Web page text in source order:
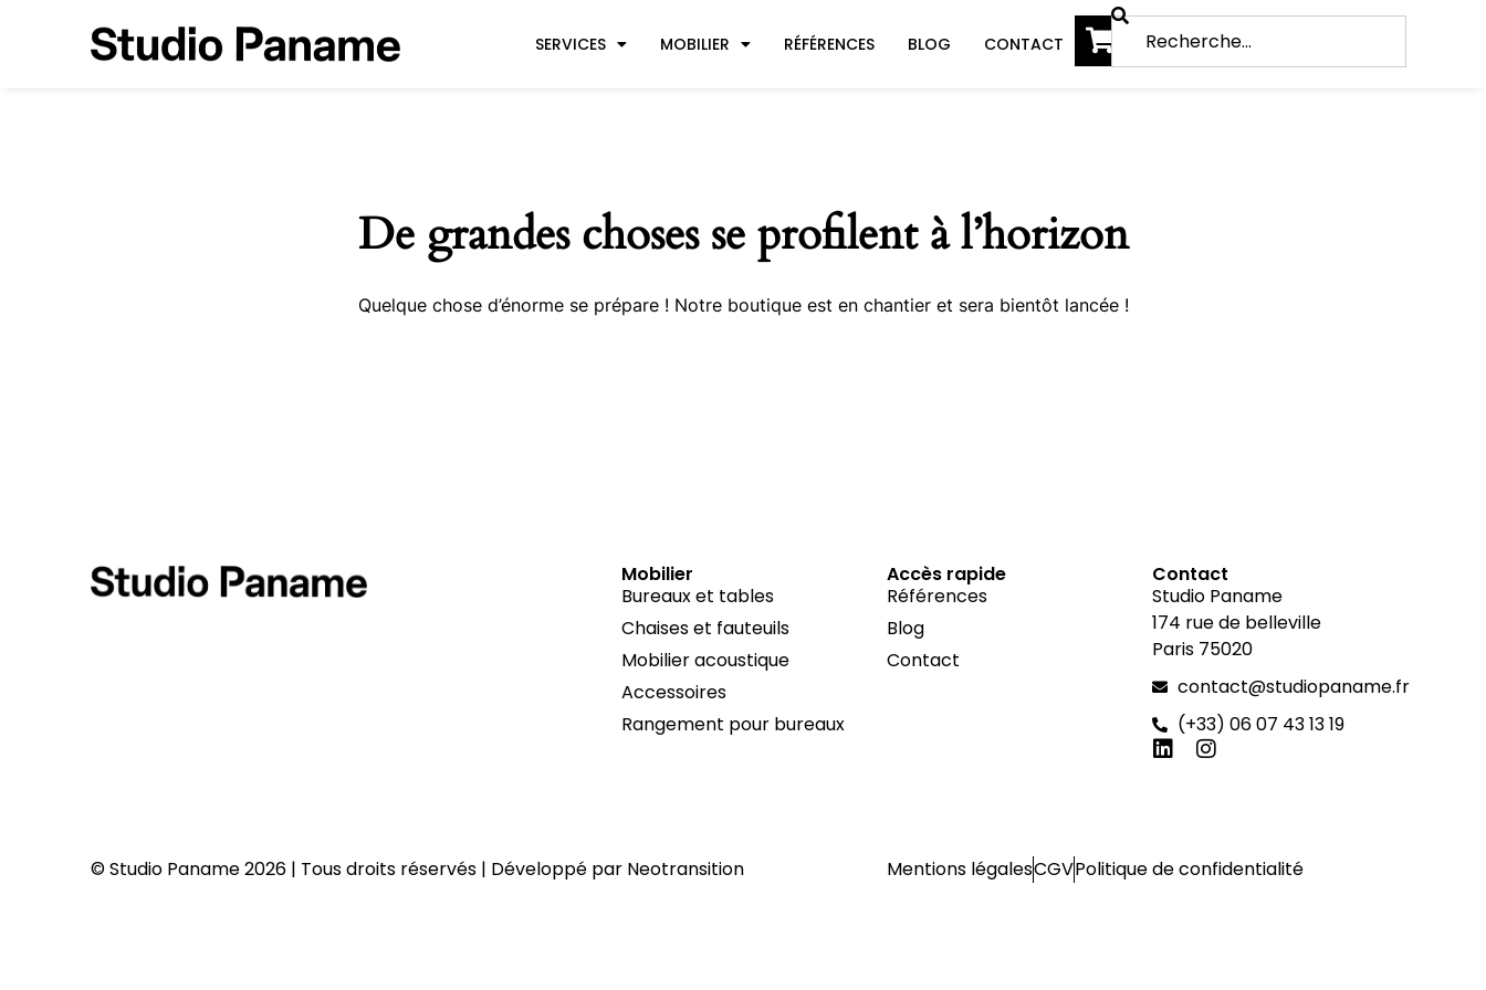
SERVICES MOBILIER RÉFÉRENCES BLOG CONTACT
De grandes choses se profilent à l’horizon
Quelque chose d’énorme se prépare ! Notre boutique est en chantier et sera bientôt lancée !
Mobilier
Bureaux et tables
Chaises et fauteuils
Mobilier acoustique
Accessoires
Rangement pour bureaux
Accès rapide
Références
Blog
Contact
Contact
Studio Paname
174 rue de belleville
Paris 75020
contact@studiopaname.fr
(+33) 06 07 43 13 19
© Studio Paname 2026 | Tous droits réservés | Développé par Neotransition Mentions légalesCGVPolitique de confidentialité